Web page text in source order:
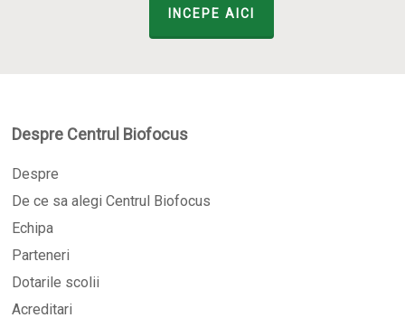
INCEPE AICI
Despre Centrul Biofocus
Despre
De ce sa alegi Centrul Biofocus
Echipa
Parteneri
Dotarile scolii
Acreditari